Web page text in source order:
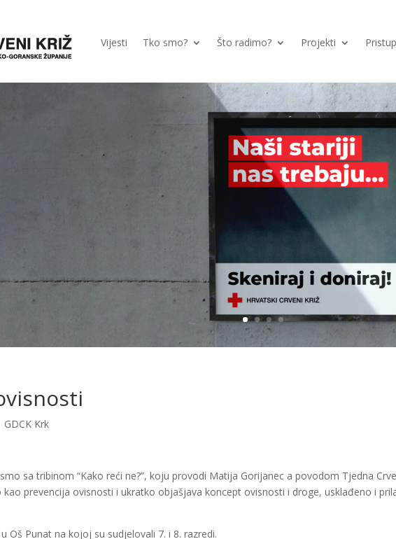
Vijesti Tko smo? Što radimo? Projekti
GDCK Krk
sa tribinom “Kako reći ne?”, koju provodi Matija Gorijanec a povodom Tjedna
prevencija ovisnosti i ukratko objašjava koncept ovisnosti i droge, usklađeno i
Oš Punat na kojoj su sudjelovali 7. i 8. razredi.